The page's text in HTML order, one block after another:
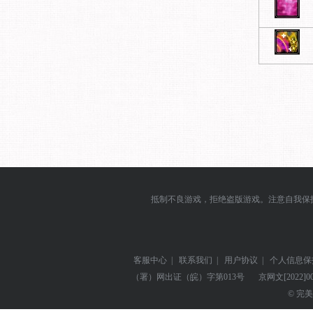
抵制不良游戏，拒绝盗版游戏。注意自我
客服中心 | 联系我们 | 用户协议 |
个人信息
（署）网出证（皖）字第013号
京网文
© 完美